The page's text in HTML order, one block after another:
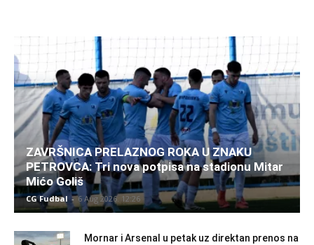
ZAVRŠNICA PRELAZNOG ROKA U ZNAKU
PETROVCA: Tri nova potpisa na stadionu Mitar
Mićo Goliš
CG Fudbal - 6 Aug 2026. 12:26
Mornar i Arsenal u petak uz direktan prenos na